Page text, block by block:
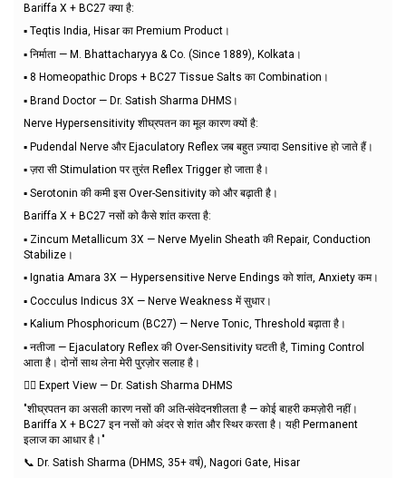
Bariffa X + BC27 क्या है:
▪️ Teqtis India, Hisar का Premium Product।
▪️ निर्माता — M. Bhattacharyya & Co. (Since 1889), Kolkata।
▪️ 8 Homeopathic Drops + BC27 Tissue Salts का Combination।
▪️ Brand Doctor — Dr. Satish Sharma DHMS।
Nerve Hypersensitivity शीघ्रपतन का मूल कारण क्यों है:
▪️ Pudendal Nerve और Ejaculatory Reflex जब बहुत ज़्यादा Sensitive हो जाते हैं।
▪️ ज़रा सी Stimulation पर तुरंत Reflex Trigger हो जाता है।
▪️ Serotonin की कमी इस Over-Sensitivity को और बढ़ाती है।
Bariffa X + BC27 नसों को कैसे शांत करता है:
▪️ Zincum Metallicum 3X — Nerve Myelin Sheath की Repair, Conduction
Stabilize।
▪️ Ignatia Amara 3X — Hypersensitive Nerve Endings को शांत, Anxiety कम।
▪️ Cocculus Indicus 3X — Nerve Weakness में सुधार।
▪️ Kalium Phosphoricum (BC27) — Nerve Tonic, Threshold बढ़ाता है।
▪️ नतीजा — Ejaculatory Reflex की Over-Sensitivity घटती है, Timing Control
आता है। दोनों साथ लेना मेरी पुरज़ोर सलाह है।
👨‍⚕️ Expert View — Dr. Satish Sharma DHMS
"शीघ्रपतन का असली कारण नसों की अति-संवेदनशीलता है — कोई बाहरी कमज़ोरी नहीं।
Bariffa X + BC27 इन नसों को अंदर से शांत और स्थिर करता है। यही Permanent
इलाज का आधार है।"
📞 Dr. Satish Sharma (DHMS, 35+ वर्ष), Nagori Gate, Hisar